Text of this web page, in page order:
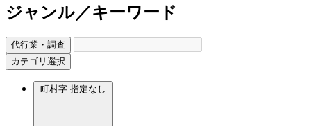
ジャンル／キーワード
代行業・調査
カテゴリ選択
町村字 指定なし